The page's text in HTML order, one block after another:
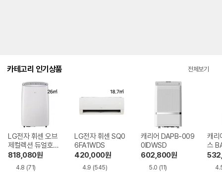
카테고리 인기상품 전체보기
LG전자 휘센 오브
제컬렉션 듀얼호스
PQ08FDWBS
818,080원
4.8 (71)
LG전자 휘센 SQ0
6FA1WDS
420,000원
4.9 (545)
캐리어 DAPB-009
0IDWSD
602,800원
5.0 (11)
캐리
스